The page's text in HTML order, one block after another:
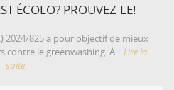
ÉCOLO? PROUVEZ-LE!
2024/825 a pour objectif de mieux
contre le greenwashing. À...Lire la
suite